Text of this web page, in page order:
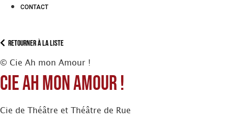
CONTACT
Retourner à la liste
© Cie Ah mon Amour !
Cie Ah mon Amour !
Cie de Théâtre et Théâtre de Rue